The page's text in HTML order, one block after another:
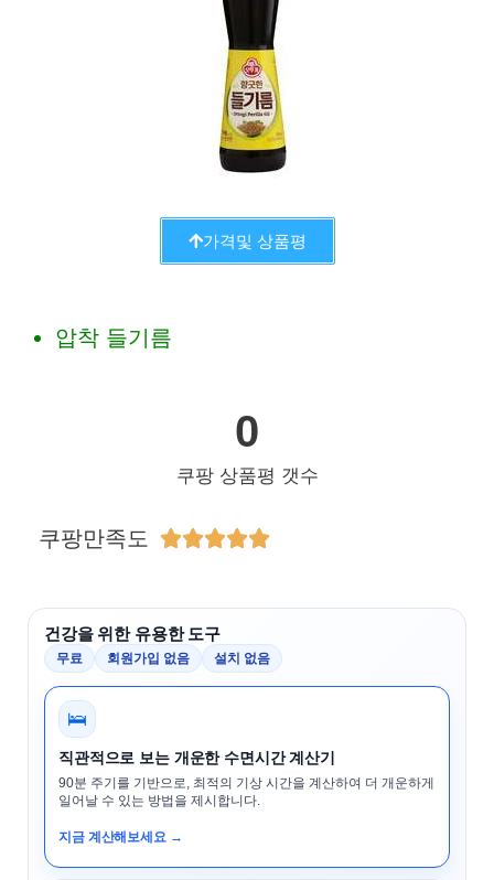
가격및 상품평
압착 들기름
쿠팡 상품평 갯수
0
쿠팡만족도 
건강을 위한 유용한 도구
무료 회원가입 없음 설치 없음
🛌
직관적으로 보는 개운한 수면시간 계산기
90분 주기를 기반으로, 최적의 기상 시간을 계산하여 더 개운하게
일어날 수 있는 방법을 제시합니다.
지금 계산해보세요 →